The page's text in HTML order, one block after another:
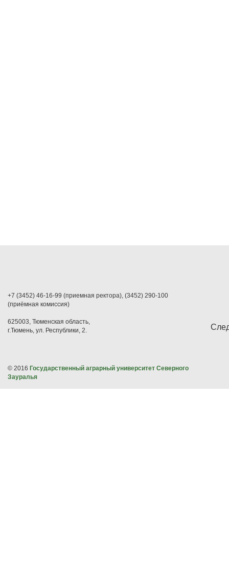
+7 (3452) 46-16-99 (приемная ректора), (3452) 290-100
(приёмная комиссия)
625003, Тюменская область,
г.Тюмень, ул. Республики, 2.
© 2016 Государственный аграрный университет Северного
Зауралья